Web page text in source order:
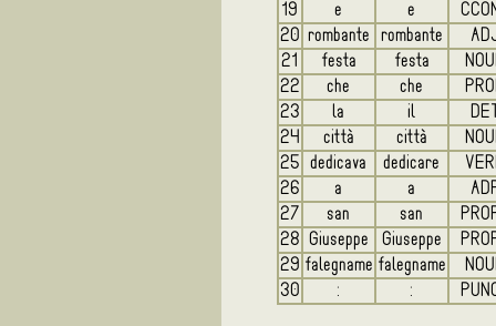
19
e e
20 rombante rombante
21
festa festa
22
che che
23
la il
24
città città
25
dedicava dedicare
26
a a
27
san san
28 Giuseppe Giuseppe
29 falegname falegname
30
: :